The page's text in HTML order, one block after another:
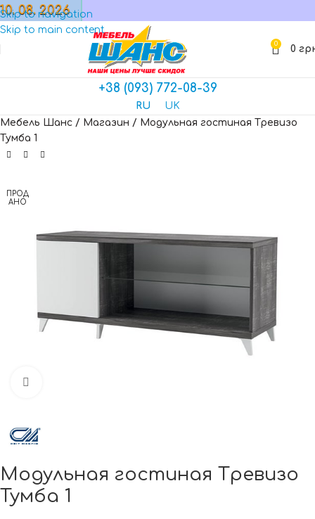
Skip to navigation
Skip to main content
МАГАЗИН
0 0
+38 (093) 772-08-39
RU
UK
Мебель Шанс / Магазин / Модульная гостиная Тревизо
Тумба 1
ПРОД
АНО
Модульная гостиная Тревизо
Тумба 1
10. 08. 2026